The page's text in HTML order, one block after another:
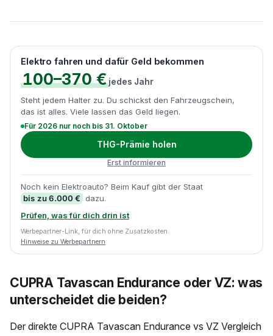
Elektro fahren und dafür Geld bekommen
100–370 € jedes Jahr
Steht jedem Halter zu. Du schickst den Fahrzeugschein,
das ist alles. Viele lassen das Geld liegen.
Für 2026 nur noch bis 31. Oktober
THG-Prämie holen
Erst informieren
Noch kein Elektroauto? Beim Kauf gibt der Staat
bis zu 6.000 € dazu.
Prüfen, was für dich drin ist
Werbepartner-Link, für dich ohne Zusatzkosten.
Hinweise zu Werbepartnern
CUPRA Tavascan Endurance oder VZ: was
unterscheidet die beiden?
Der direkte CUPRA Tavascan Endurance vs VZ Vergleich